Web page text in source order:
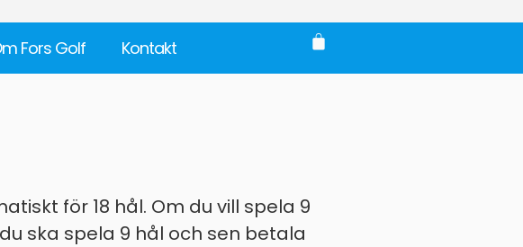
Fors Golf Kontakt
för 18 hål. Om du vill spela 9
ska spela 9 hål och sen betala